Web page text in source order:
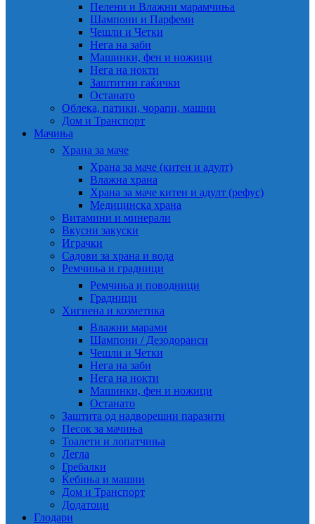
Пелени и Влажни марамчиња
Шампони и Парфеми
Чешли и Четки
Нега на заби
Машинки, фен и ножици
Нега на нокти
Заштитни гаќички
Останато
Облека, патики, чорапи, машни
Дом и Транспорт
Мачиња
Храна за маче
Храна за маче (китен и адулт)
Влажна храна
Храна за маче китен и адулт (рефус)
Медицинска храна
Витамини и минерали
Вкусни закуски
Играчки
Садови за храна и вода
Ремчиња и градници
Ремчиња и поводници
Градници
Хигиена и козметика
Влажни марами
Шампони / Дезодоранси
Чешли и Четки
Нега на заби
Нега на нокти
Машинки, фен и ножици
Останато
Заштита од надворешни паразити
Песок за мачиња
Тоалети и лопатчиња
Легла
Гребалки
Ќебиња и машни
Дом и Транспорт
Додатоци
Глодари